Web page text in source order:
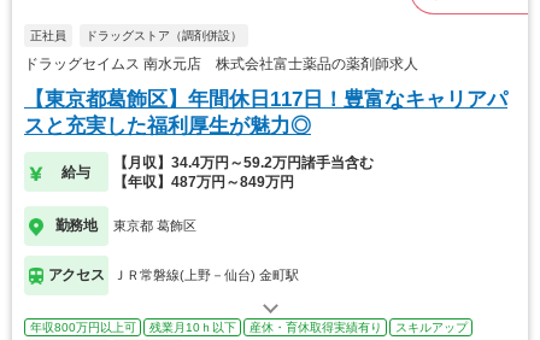
正社員 ドラッグストア（調剤併設）
ドラッグセイムス 南水元店 株式会社富士薬品の薬剤師求人
【東京都葛飾区】年間休日117日！豊富なキャリアパ
スと充実した福利厚生が魅力◎
給与
【月収】34.4万円～59.2万円諸手当含む
【年収】487万円～849万円
勤務地 東京都 葛飾区
アクセス ＪＲ常磐線(上野－仙台) 金町駅
年収800万円以上可 残業月10ｈ以下 産休・育休取得実績有り
スキルアップ